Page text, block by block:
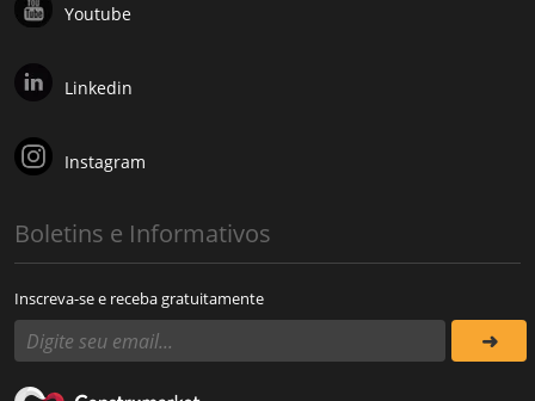
Youtube
Linkedin
Instagram
Boletins e Informativos
Inscreva-se e receba gratuitamente